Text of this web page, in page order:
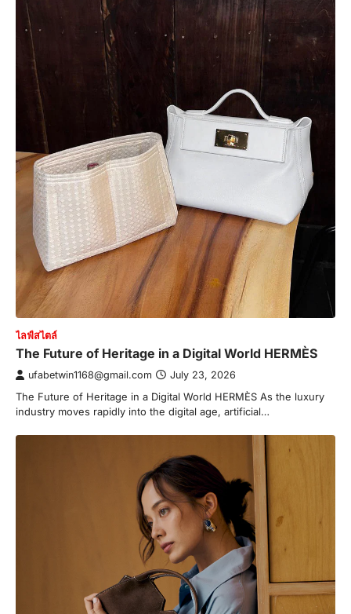
ไลฟ์สไตล์
The Future of Heritage in a Digital World HERMÈS
ufabetwin1168@gmail.com July 23, 2026
The Future of Heritage in a Digital World HERMÈS As the luxury
industry moves rapidly into the digital age, artificial…